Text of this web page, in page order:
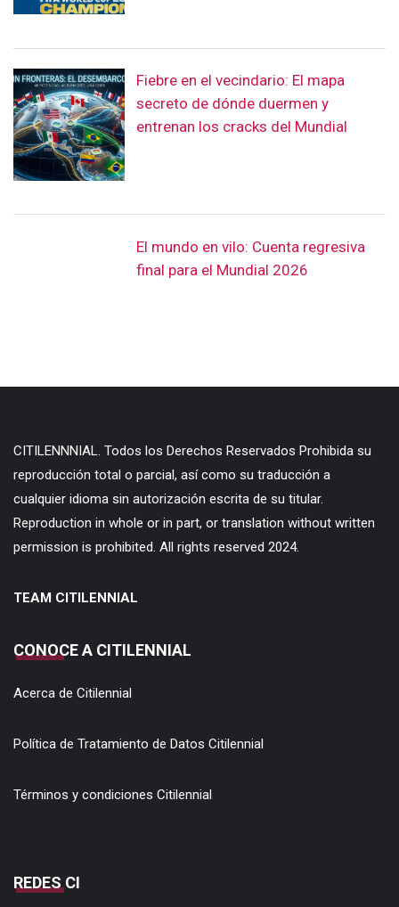
Fiebre en el vecindario: El mapa
secreto de dónde duermen y
entrenan los cracks del Mundial
El mundo en vilo: Cuenta regresiva
final para el Mundial 2026
CITILENNNIAL. Todos los Derechos Reservados Prohibida su
reproducción total o parcial, así como su traducción a
cualquier idioma sin autorización escrita de su titular.
Reproduction in whole or in part, or translation without written
permission is prohibited. All rights reserved 2024.
TEAM CITILENNIAL
CONOCE A CITILENNIAL
Acerca de Citilennial
Política de Tratamiento de Datos Citilennial
Términos y condiciones Citilennial
REDES CI